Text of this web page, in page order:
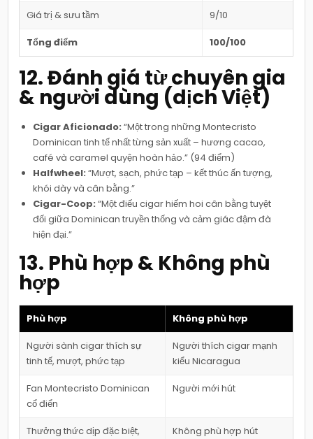
Giá trị & sưu tầm 9/10
Tổng điểm 100/100
12. Đánh giá từ chuyên gia
& người dùng (dịch Việt)
Cigar Aficionado: “Một trong những Montecristo
Dominican tinh tế nhất từng sản xuất – hương cacao,
café và caramel quyện hoàn hảo.” (94 điểm)
Halfwheel: “Mượt, sạch, phức tạp – kết thúc ấn tượng,
khói dày và cân bằng.”
Cigar-Coop: “Một điếu cigar hiếm hoi cân bằng tuyệt
đối giữa Dominican truyền thống và cảm giác đậm đà
hiện đại.”
13. Phù hợp & Không phù
hợp
Phù hợp Không phù hợp
Người sành cigar thích sự
tinh tế, mượt, phức tạp
Người thích cigar mạnh
kiểu Nicaragua
Fan Montecristo Dominican
cổ điển
Người mới hút
Thưởng thức dịp đặc biệt,
Không phù hợp hút